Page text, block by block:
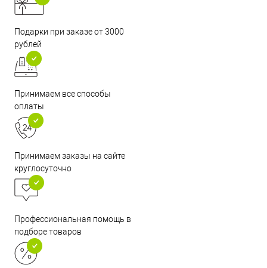
Подарки при заказе от 3000
рублей
Принимаем все способы
оплаты
Принимаем заказы на сайте
круглосуточно
Профессиональная помощь в
подборе товаров